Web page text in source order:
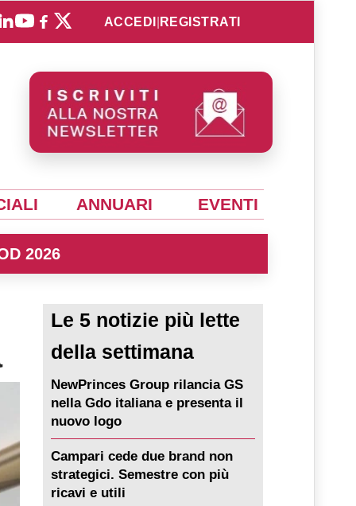
ACCEDI REGISTRATI
ANNUARI EVENTI
2026
Le 5 notizie più lette
della settimana
NewPrinces Group rilancia GS
nella Gdo italiana e presenta il
nuovo logo
Campari cede due brand non
strategici. Semestre con più
ricavi e utili